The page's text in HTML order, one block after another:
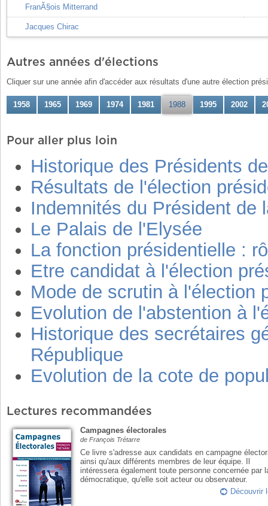
FranÃ§ois Mitterrand
Jacques Chirac
Autres années d'élections
Cliquer sur une année afin d'accéder aux résultats d'une autre élection
1958 1965 1969 1974 1981 1988 1995 2002
Pour aller plus loin
Historique des Présidents
Résultats de l'élection
Indemnités du Président de
Le Palais de l'Elysée
La fonction présidentielle :
Etre candidat à l'élection
Mode de scrutin à l'élection
Evolution de l'abstention à
Historique des secrétaires
République
Evolution de la cote de
Lectures recommandées
Campagnes électorales
de François Trétarre
Ce livre s'adresse aux candidats en campagne
ainsi qu'aux différents membres de leur équipe. Il
intéressera également toute personne concernée par
démocratique, qu'elle soit acteur ou observateur.
Découvrir